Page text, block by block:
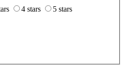
4 stars
5 stars